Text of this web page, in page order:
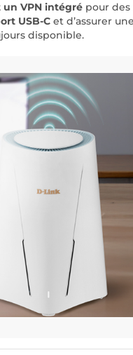
un VPN intégré pour
USB-C et d’assurer
disponible.